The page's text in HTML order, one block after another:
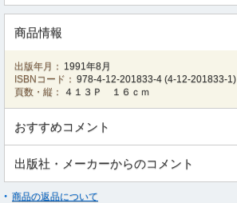
商品情報
出版年月： 1991年8月
ISBNコード： 978-4-12-201833-4 (4-12-201833-1)
頁数・縦：
４１３Ｐ １６ｃｍ
おすすめコメント
出版社・メーカーからのコメント
商品の返品について